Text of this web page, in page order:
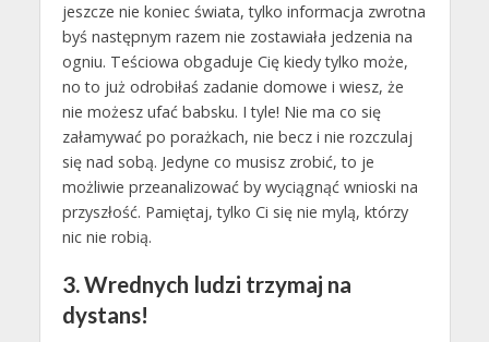
jeszcze nie koniec świata, tylko informacja zwrotna
byś następnym razem nie zostawiała jedzenia na
ogniu. Teściowa obgaduje Cię kiedy tylko może,
no to już odrobiłaś zadanie domowe i wiesz, że
nie możesz ufać babsku. I tyle! Nie ma co się
załamywać po porażkach, nie becz i nie rozczulaj
się nad sobą. Jedyne co musisz zrobić, to je
możliwie przeanalizować by wyciągnąć wnioski na
przyszłość. Pamiętaj, tylko Ci się nie mylą, którzy
nic nie robią.
3. Wrednych ludzi trzymaj na
dystans!